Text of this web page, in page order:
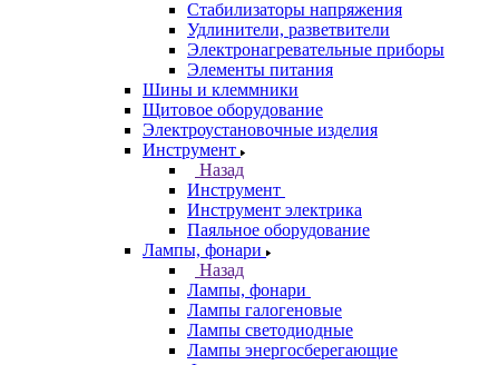
Стабилизаторы напряжения
Удлинители, разветвители
Электронагревательные приборы
Элементы питания
Шины и клеммники
Щитовое оборудование
Электроустановочные изделия
Инструмент
Назад
Инструмент
Инструмент электрика
Паяльное оборудование
Лампы, фонари
Назад
Лампы, фонари
Лампы галогеновые
Лампы светодиодные
Лампы энергосберегающие